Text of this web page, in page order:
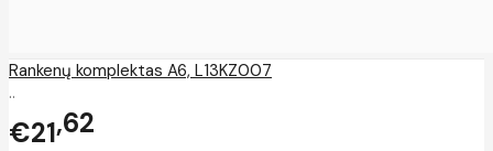
Rankenų komplektas A6, L13KZ007
..
€21 62